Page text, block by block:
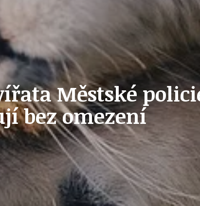
ŠKOLY A ŠKOLSTVÍ
SOCIÁLNÍ PROJEKTY A POMOC
STAVEBNÍ ZÁKON
Městské
bez omezení